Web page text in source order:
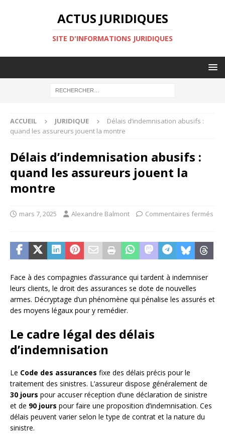
ACTUS JURIDIQUES
SITE D'INFORMATIONS JURIDIQUES
ACCUEIL JURIDIQUE
Délais d’indemnisation abusifs :
quand les assureurs jouent la montre
Délais d’indemnisation abusifs :
quand les assureurs jouent la
montre
mars 7, 2025 Alexandre Balmont Commentaires fermés
Face à des compagnies d’assurance qui tardent à indemniser
leurs clients, le droit des assurances se dote de nouvelles
armes. Décryptage d’un phénomène qui pénalise les assurés et
des moyens légaux pour y remédier.
Le cadre légal des délais
d’indemnisation
Le Code des assurances fixe des délais précis pour le
traitement des sinistres. L’assureur dispose généralement de
30 jours pour accuser réception d’une déclaration de sinistre
et de 90 jours pour faire une proposition d’indemnisation. Ces
délais peuvent varier selon le type de contrat et la nature du
sinistre.